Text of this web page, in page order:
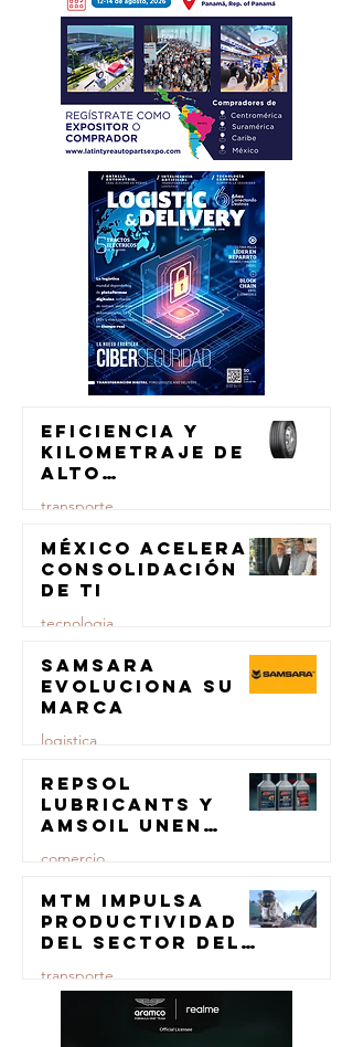
Eficiencia y
kilometraje de
alto
para el
transporte de
carga
transporte
23 jul
México acelera
consolidación
de TI
tecnologia
23 jul
Samsara
evoluciona su
marca
logistica
23 jul
Repsol
Lubricants y
AMSOIL unen
lubricación
comercio
23 jul
MTM impulsa
productividad
del sector del
manufactura
certificada
transporte